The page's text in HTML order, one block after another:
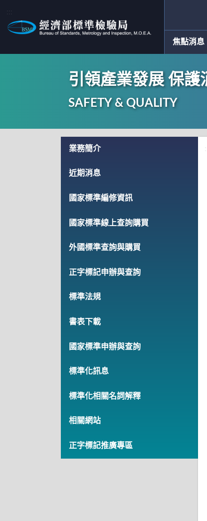
焦點消息
引領產業發展 保護
SAFETY & QUALITY
業務簡介
近期消息
國家標準編修資訊
國家標準線上查詢購買
外國標準查詢與購買
正字標記申辦與查詢
標準法規
書表下載
國家標準申辦與查詢
標準化訊息
標準化相關名詞解釋
相關網站
正字標記推廣專區